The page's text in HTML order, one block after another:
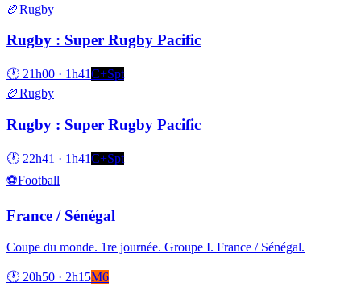
🏉Rugby
Rugby : Super Rugby Pacific
🕐 21h00 · 1h41C+Spt
🏉Rugby
Rugby : Super Rugby Pacific
🕐 22h41 · 1h41C+Spt
⚽Football
France / Sénégal
Coupe du monde. 1re journée. Groupe I. France / Sénégal.
🕐 20h50 · 2h15M6